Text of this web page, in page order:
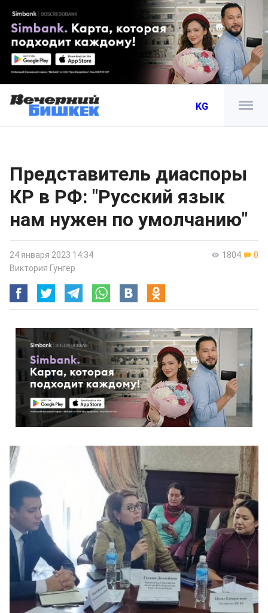
KG
Представитель диаспоры
КР в РФ: "Русский язык
нам нужен по умолчанию"
1804 0
24 января 2023 14:34
Виктория Гунгер